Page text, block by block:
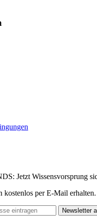
Jetzt Wissensvorsprung
kostenlos per E-Mail
Newsletter